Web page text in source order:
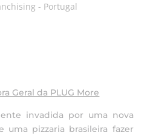
- Portugal
Geral da PLUG More
invadida por uma nova
uma pizzaria brasileira fazer